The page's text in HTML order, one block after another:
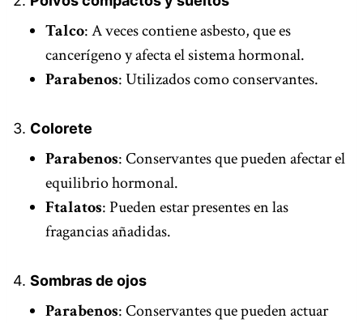
Talco: A veces contiene asbesto, que es
cancerígeno y afecta el sistema hormonal.
Parabenos: Utilizados como conservantes.
3. Colorete
Parabenos: Conservantes que pueden afectar el
equilibrio hormonal.
Ftalatos: Pueden estar presentes en las
fragancias añadidas.
4. Sombras de ojos
Parabenos: Conservantes que pueden actuar